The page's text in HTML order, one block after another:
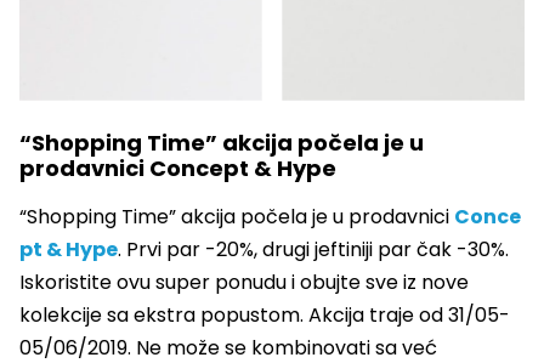
“Shopping Time” akcija počela je u
prodavnici Concept & Hype
“Shopping Time” akcija počela je u prodavnici Conce
pt & Hype. Prvi par -20%, drugi jeftiniji par čak -30%.
Iskoristite ovu super ponudu i obujte sve iz nove
kolekcije sa ekstra popustom. Akcija traje od 31/05-
05/06/2019. Ne može se kombinovati sa već